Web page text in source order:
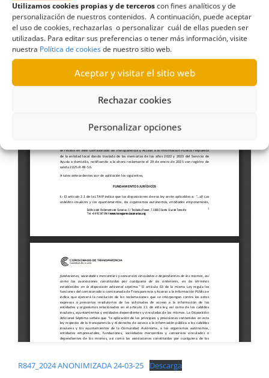
Utilizamos cookies propias y de terceroscon fines analíticos y de
personalización de nuestros contenidos. A continuación, puede aceptar
el uso de cookies, rechazarlas o personalizar cuál de ellas pueden ser
utilizadas. Para editar sus preferencias o tener más información, visite
nuestra Política de cookiesde nuestro sitio web.
Aceptar y visitar el sitio web
Rechazar cookies
Personalizar opciones
R847_2024 ANONIMIZADA 24-03-25 Descarga